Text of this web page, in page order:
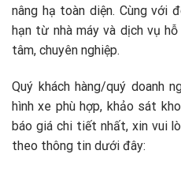
nâng hạ toàn diện. Cùng với
hạn từ nhà máy và dịch vụ
tâm, chuyên nghiệp.
Quý khách hàng/quý doanh
hình xe phù hợp, khảo sát
báo giá chi tiết nhất, xin vui
theo thông tin dưới đây: